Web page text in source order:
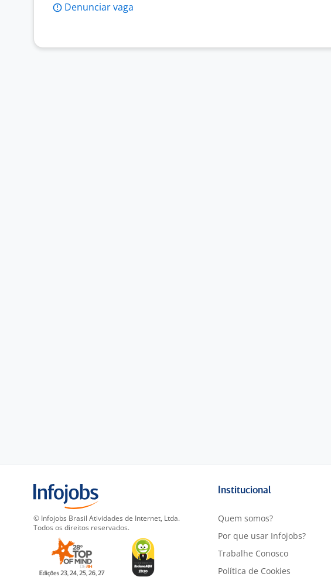
Denunciar vaga
© Infojobs Brasil Atividades de Internet, Ltda.
Todos os direitos reservados.
Institucional
Quem somos?
Por que usar Infojobs?
Trabalhe Conosco
Política de Cookies